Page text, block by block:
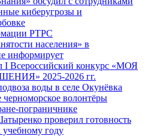
киберугрозы и
РТРС
населения» в
информирует
I Всероссийский конкурс «МОЯ
2025-2026 гг.
воды в селе Окунёвка
черноморское волонтёры
пограничнике
проверил готовность
году